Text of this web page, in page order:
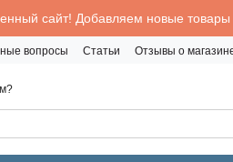
сайт! Добавляем новые
вопросы Статьи Отзывы о